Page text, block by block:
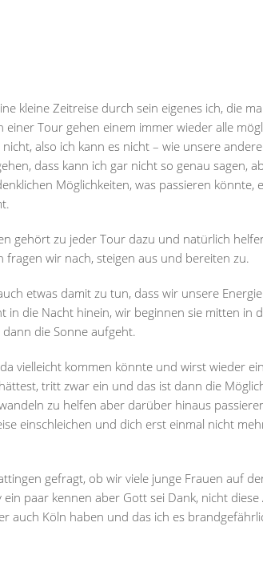
kleine Zeitreise durch sein eigenes ich, die
Tour gehen einem immer wieder alle
also ich kann es nicht – wie unsere
dass kann ich gar nicht so genau sagen,
Möglichkeiten, was passieren könnte,
gehört zu jeder Tour dazu und natürlich
wir nach, steigen aus und bereiten zu.
etwas damit zu tun, dass wir unsere
die Nacht hinein, wir beginnen sie mitten in
die Sonne aufgeht.
vielleicht kommen könnte und wirst wieder
tritt zwar ein und das ist dann die
zu helfen aber darüber hinaus
einschleichen und dich erst einmal nicht
gefragt, ob wir viele junge Frauen auf
paar kennen aber Gott sei Dank, nicht diese
auch Köln haben und das ich es